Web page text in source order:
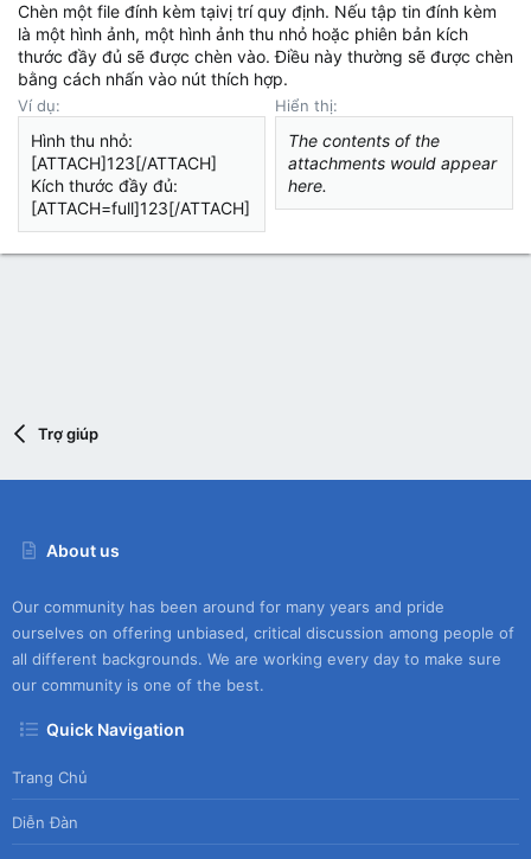
Chèn một file đính kèm tạivị trí quy định. Nếu tập tin đính kèm
là một hình ảnh, một hình ảnh thu nhỏ hoặc phiên bản kích
thước đầy đủ sẽ được chèn vào. Điều này thường sẽ được chèn
bằng cách nhấn vào nút thích hợp.
Ví dụ:
Hình thu nhỏ:
[ATTACH]123[/ATTACH]
Kích thước đầy đủ:
[ATTACH=full]123[/ATTACH]
Hiển thị:
The contents of the
attachments would appear
here.
Trợ giúp
About us
Our community has been around for many years and pride
ourselves on offering unbiased, critical discussion among people of
all different backgrounds. We are working every day to make sure
our community is one of the best.
Quick Navigation
Trang Chủ
Diễn Đàn